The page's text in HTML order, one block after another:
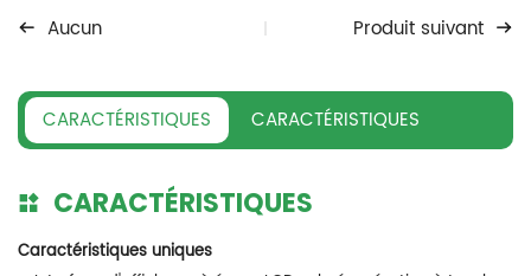
Aucun Produit suivant
CARACTÉRISTIQUES CARACTÉRISTIQUES
CARACTÉRISTIQUES
Caractéristiques uniques